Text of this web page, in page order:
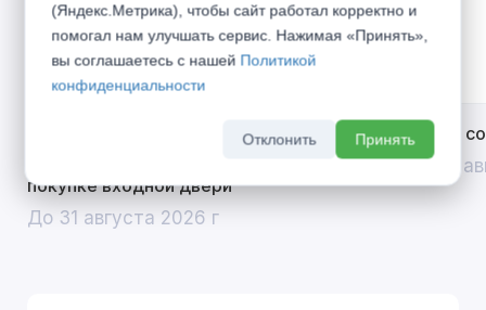
Открой двери выгоде. Дополнительная
скидка 10% на межкомнатные двери при
покупке входной двери
До 31 августа 2026 г
Divilux
До 31
(Яндекс.Метрика), чтобы сайт работал корректно и
помогал нам улучшать сервис. Нажимая «Принять»,
вы соглашаетесь с нашей Политикой
конфиденциальности
Отклонить Принять